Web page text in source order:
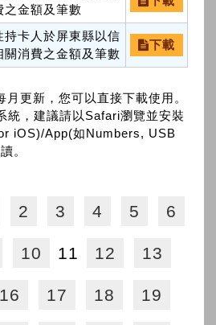
之金額及筆數
卡人於屏東縣以信
關消費之金額及筆數
下載
更新，您可以直接下載使用。
統，建議請以Safari瀏覽並安裝
iOS)/App(如Numbers, USB
。
2 3 4 5 6
10 11 12 13
16 17 18 19